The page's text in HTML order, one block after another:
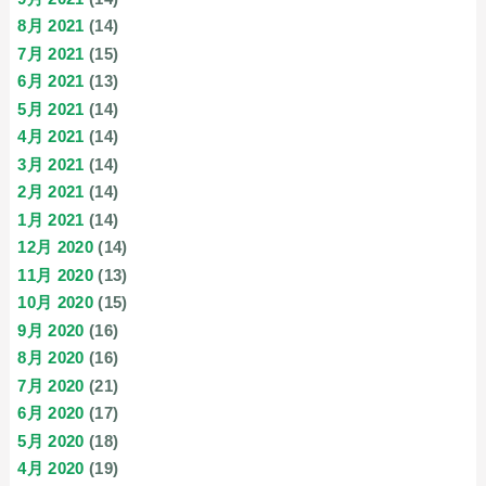
8月 2021 (14)
7月 2021 (15)
6月 2021 (13)
5月 2021 (14)
4月 2021 (14)
3月 2021 (14)
2月 2021 (14)
1月 2021 (14)
12月 2020 (14)
11月 2020 (13)
10月 2020 (15)
9月 2020 (16)
8月 2020 (16)
7月 2020 (21)
6月 2020 (17)
5月 2020 (18)
4月 2020 (19)